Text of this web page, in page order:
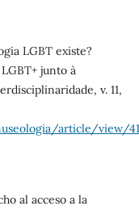
LGBT existe?
junto à
v. 11,
article/view/
al acceso a la